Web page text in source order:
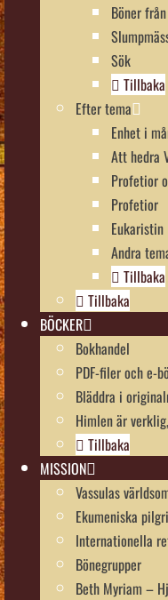
Böner
Sök
Tillbaka
Efter tema
Enhet i
Att hedra
Profetior
Profetior
Eukaristin
Andra
Tillbaka
Tillbaka
BÖCKER
Bokhandel
PDF-filer och e-
Bläddra i
Himlen är
Tillbaka
MISSION
Vassulas
Ekumeniska
Internationella
Bönegrupper
Beth Myriam –